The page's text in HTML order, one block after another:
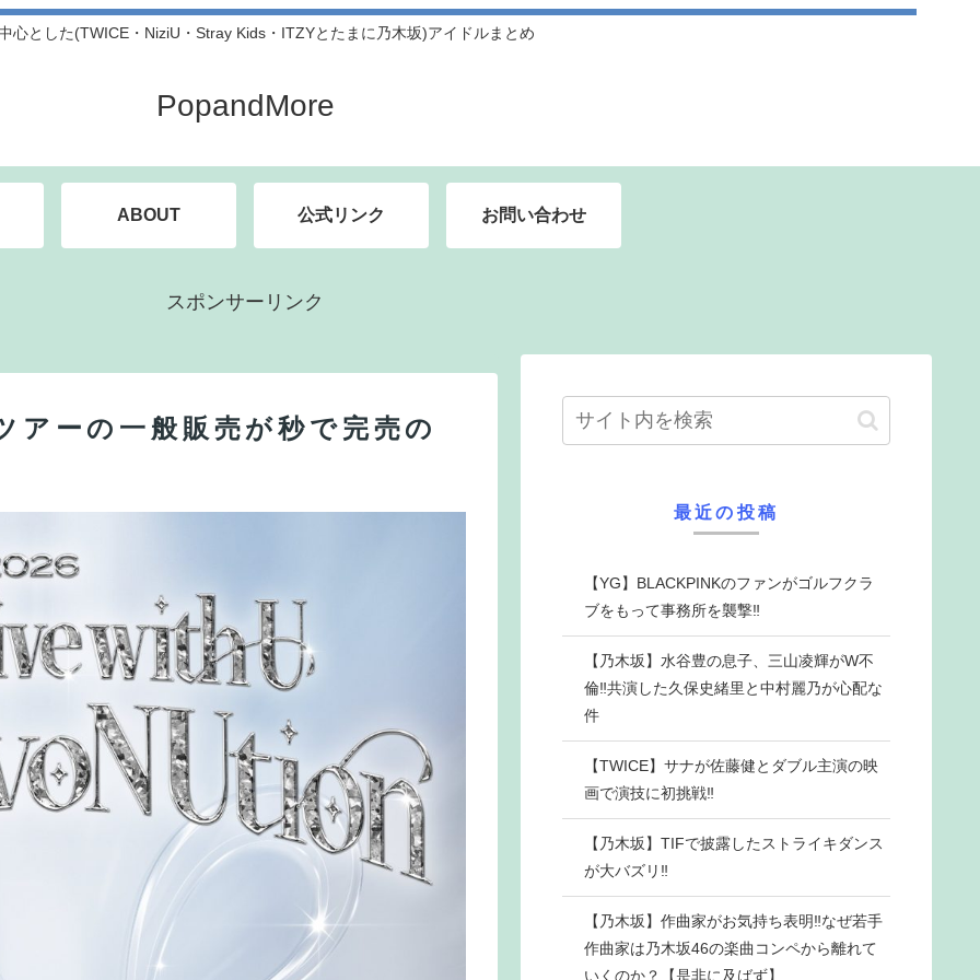
心とした(TWICE・NiziU・Stray Kids・ITZYとたまに乃木坂)アイドルまとめ
PopandMore
ABOUT 公式リンク お問い合わせ
スポンサーリンク
ーの一般販売が秒で完売の
最近の投稿
【YG】BLACKPINKのファンがゴルフクラ
ブをもって事務所を襲撃‼
【乃木坂】水谷豊の息子、三山凌輝がW不
倫‼共演した久保史緒里と中村麗乃が心配な
件
【TWICE】サナが佐藤健とダブル主演の映
画で演技に初挑戦‼
【乃木坂】TIFで披露したストライキダンス
が大バズリ‼
【乃木坂】作曲家がお気持ち表明‼なぜ若手
作曲家は乃木坂46の楽曲コンペから離れて
いくのか？【是非に及ばず】